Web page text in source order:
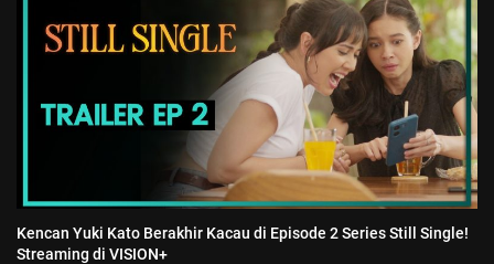
Kencan Yuki Kato Berakhir Kacau di Episode 2 Series Still Single!
Streaming di VISION+